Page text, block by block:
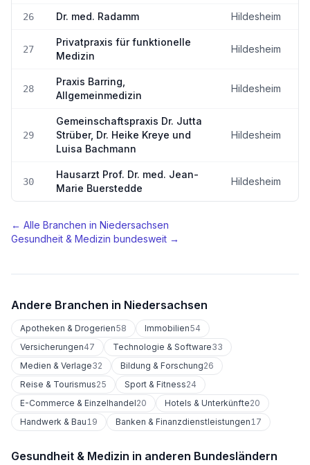
26 Dr. med. Radamm Hildesheim
27
Privatpraxis für funktionelle
Medizin
Hildesheim
28
Praxis Barring,
Allgemeinmedizin
Hildesheim
29
Gemeinschaftspraxis Dr. Jutta
Strüber, Dr. Heike Kreye und
Luisa Bachmann
Hildesheim
30
Hausarzt Prof. Dr. med. Jean-
Marie Buerstedde
Hildesheim
← Alle Branchen in Niedersachsen
Gesundheit & Medizin bundesweit →
Andere Branchen in Niedersachsen
Apotheken & Drogerien58 Immobilien54
Versicherungen47 Technologie & Software33
Medien & Verlage32 Bildung & Forschung26
Reise & Tourismus25 Sport & Fitness24
E-Commerce & Einzelhandel20 Hotels & Unterkünfte20
Handwerk & Bau19 Banken & Finanzdienstleistungen17
Gesundheit & Medizin in anderen Bundesländern